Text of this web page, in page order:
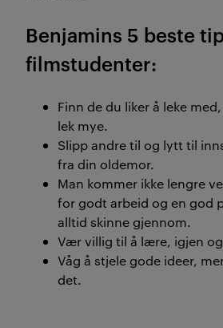
Benjamins 5 beste
filmstudenter:
Finn de du liker å leke
lek mye.
Slipp andre til og lytt til
fra din oldemor.
Man kommer ikke lengre
for godt arbeid og en god
alltid skinne gjennom.
Vær villig til å lære, igjen
Våg å stjele gode ideer,
det.